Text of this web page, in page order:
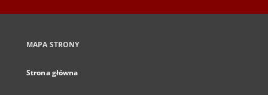
MAPA STRONY
Strona główna